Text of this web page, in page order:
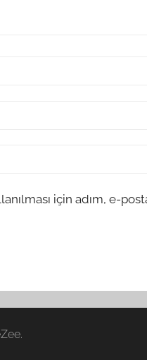
için adım, e-